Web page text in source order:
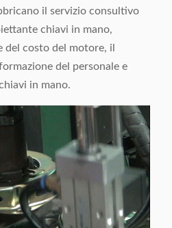
il servizio consultivo
chiavi in mano,
del costo del motore, il
del personale e
in mano.